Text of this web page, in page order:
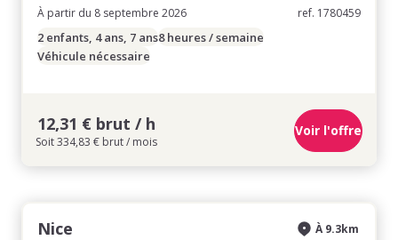
À partir du 8 septembre 2026 ref. 1780459
2 enfants, 4 ans, 7 ans8 heures / semaine
Véhicule nécessaire
12,31 € brut / h
Soit 334,83 € brut / mois
Voir l'offre
Nice
À 9.3km